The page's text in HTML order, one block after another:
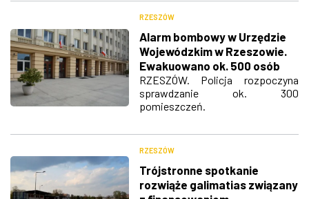
RZESZÓW
Alarm bombowy w Urzędzie
Wojewódzkim w Rzeszowie.
Ewakuowano ok. 500 osób
RZESZÓW. Policja rozpoczyna
sprawdzanie ok. 300
pomieszczeń.
RZESZÓW
Trójstronne spotkanie
rozwiąże galimatias związany